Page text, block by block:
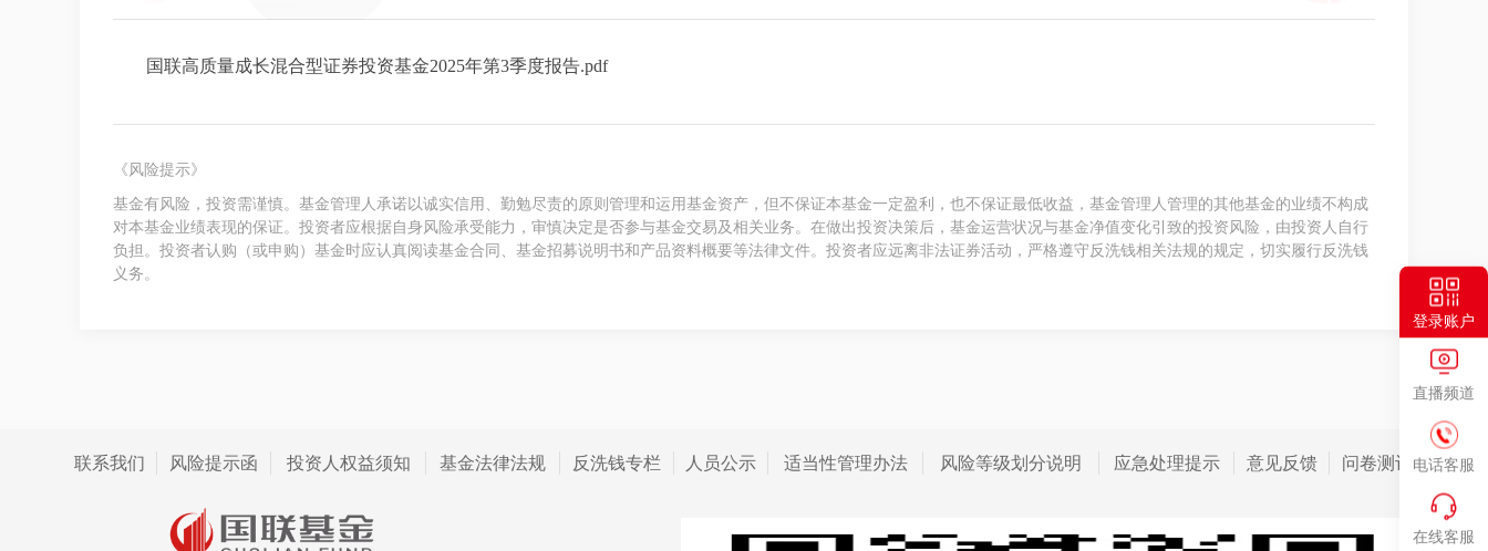
登录账户
直播频道
电话客服
在线客服
国联高质量成长混合型证券投资基金2025年第3季度报告.pdf
《风险提示》
基金有风险，投资需谨慎。基金管理人承诺以诚实信用、勤勉尽责的原则管理和运用基金资产，但不保证本基金一定盈利，也不保证最低收益，基金管理人管理的其他基金的业绩不构成
对本基金业绩表现的保证。投资者应根据自身风险承受能力，审慎决定是否参与基金交易及相关业务。在做出投资决策后，基金运营状况与基金净值变化引致的投资风险，由投资人自行
负担。投资者认购（或申购）基金时应认真阅读基金合同、基金招募说明书和产品资料概要等法律文件。投资者应远离非法证券活动，严格遵守反洗钱相关法规的规定，切实履行反洗钱
义务。
联系我们 风险提示函 投资人权益须知 基金法律法规 反洗钱专栏 人员公示 适当性管理办法 风险等级划分说明 应急处理提示 意见反馈 问卷测评